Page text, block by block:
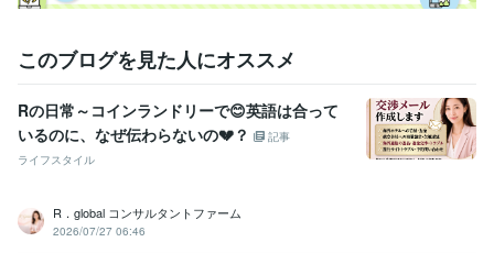
このブログを見た人にオススメ
Rの日常～コインランドリーで😊英語は合って
いるのに、なぜ伝わらないの💔？
記事
ライフスタイル
R．global コンサルタントファーム
2026/07/27 06:46